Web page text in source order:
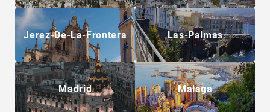
Jerez-De-La-Frontera Las-Palmas
Madrid Malaga